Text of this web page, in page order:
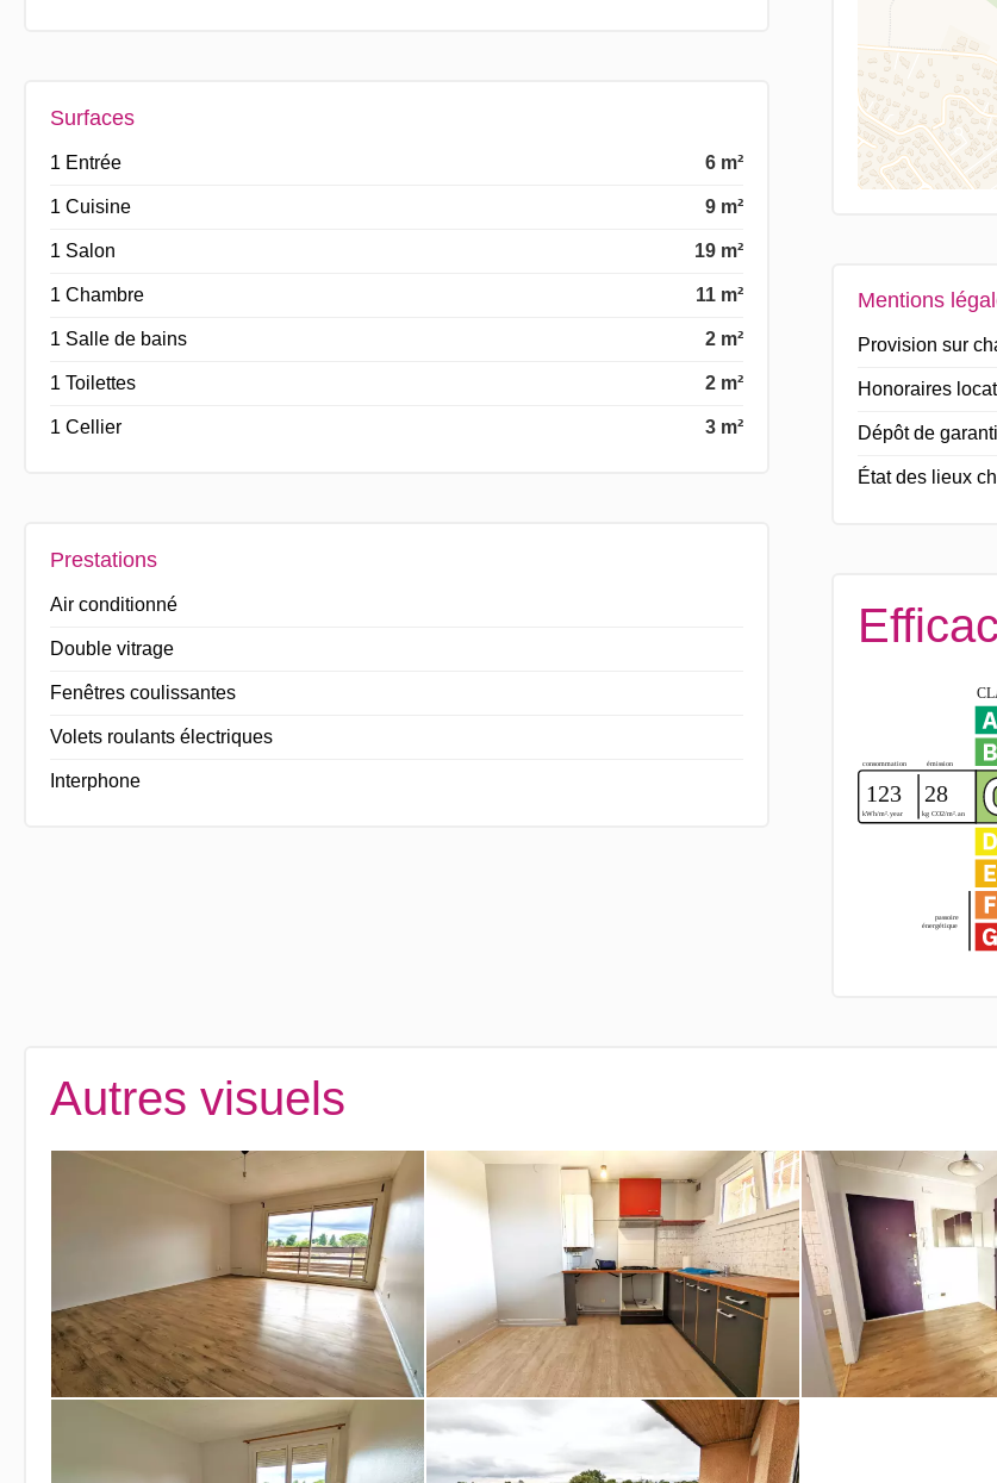
Surfaces
1 Entrée 6 m²
1 Cuisine 9 m²
1 Salon 19 m²
1 Chambre 11 m²
1 Salle de bains 2 m²
1 Toilettes 2 m²
1 Cellier 3 m²
Prestations
Air conditionné
Double vitrage
Fenêtres coulissantes
Volets roulants électriques
Interphone
Mentions
Provision sur
Honoraires
Dépôt de
État des lieux
Autres visuels